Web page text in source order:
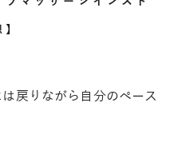
戻りながら自分のペース